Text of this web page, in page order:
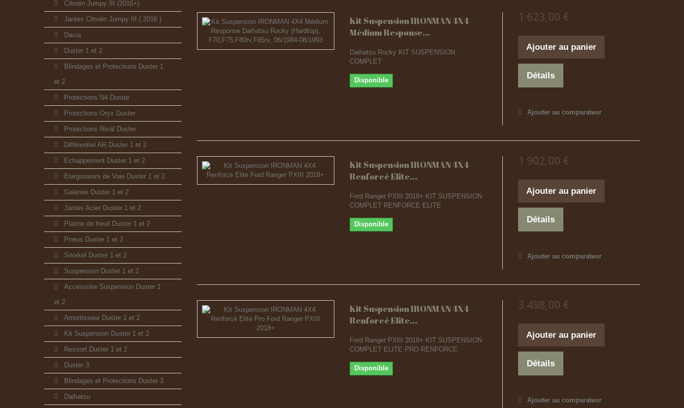
Citroën Jumpy III (2016+)
Jantes Citroën Jumpy III ( 2016 )
Dacia
Duster 1 et 2
Blindages et Protections Duster 1
et 2
Protections N4 Duster
Protections Oryx Duster
Protections Rival Duster
Différentiel AR Duster 1 et 2
Echappement Duster 1 et 2
Elargisseurs de Voie Duster 1 et 2
Galeries Duster 1 et 2
Jantes Acier Duster 1 et 2
Platine de treuil Duster 1 et 2
Pneus Duster 1 et 2
Snorkel Duster 1 et 2
Suspension Duster 1 et 2
Accessoire Suspension Duster 1
et 2
Amortisseur Duster 1 et 2
Kit Suspension Duster 1 et 2
Ressort Duster 1 et 2
Duster 3
Blindages et Protections Duster 3
Daihatsu
Kit Suspension IRONMAN 4X4
Médium Response...
Daihatsu Rocky KIT SUSPENSION
COMPLET
Disponible
1 623,00 €
Ajouter au panier
Détails
Ajouter au comparateur
Kit Suspension IRONMAN 4X4
Renforcé Elite...
Ford Ranger PXIII 2018+ KIT SUSPENSION
COMPLET RENFORCE ELITE
Disponible
1 902,00 €
Ajouter au panier
Détails
Ajouter au comparateur
Kit Suspension IRONMAN 4X4
Renforcé Elite...
Ford Ranger PXIII 2018+ KIT SUSPENSION
COMPLET ELITE PRO RENFORCE
Disponible
3 498,00 €
Ajouter au panier
Détails
Ajouter au comparateur